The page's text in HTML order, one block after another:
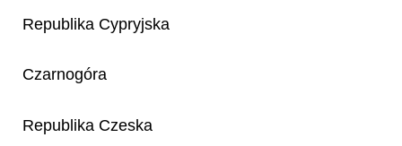
Republika Cypryjska
Czarnogóra
Republika Czeska